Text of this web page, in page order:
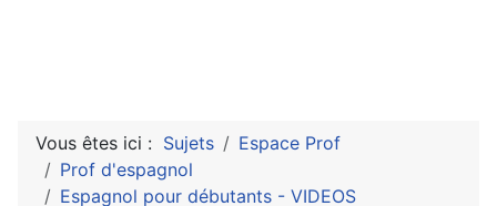
Vous êtes ici : Sujets
Espace Prof
Prof d'espagnol
Espagnol pour débutants - VIDEOS